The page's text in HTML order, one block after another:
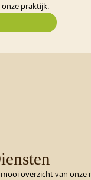
onze praktijk.
overzicht van onze